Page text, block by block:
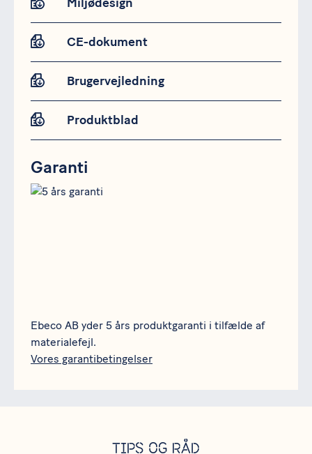
CE-dokument
Brugervejledning
Produktblad
Garanti
Ebeco AB yder 5 års produktgaranti i tilfælde af
materialefejl.
Vores garantibetingelser
Tips og råd